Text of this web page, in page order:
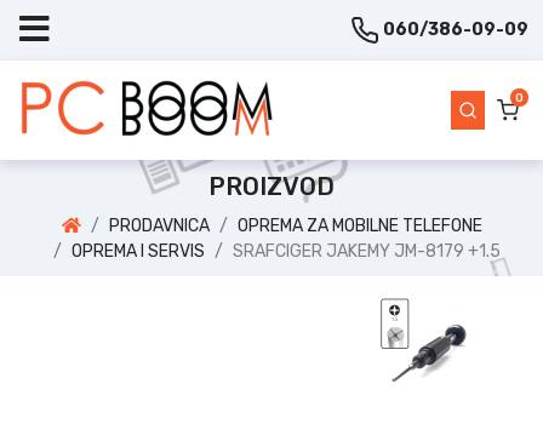
060/386-09-09
0
PROIZVOD
PRODAVNICA
OPREMA ZA MOBILNE TELEFONE
OPREMA I SERVIS
SRAFCIGER JAKEMY JM-8179 +1.5